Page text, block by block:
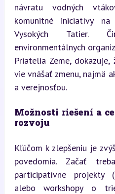
návratu vodných
komunitné iniciatívy
Vysokých Tatier.
environmentálnych
Priatelia Zeme,
vie vnášať zmenu, najmä
a verejnosťou.
Možnosti riešení a
rozvoju
Kľúčom k zlepšeniu je
povedomia. Začať
participatívne projekty
alebo workshopy o